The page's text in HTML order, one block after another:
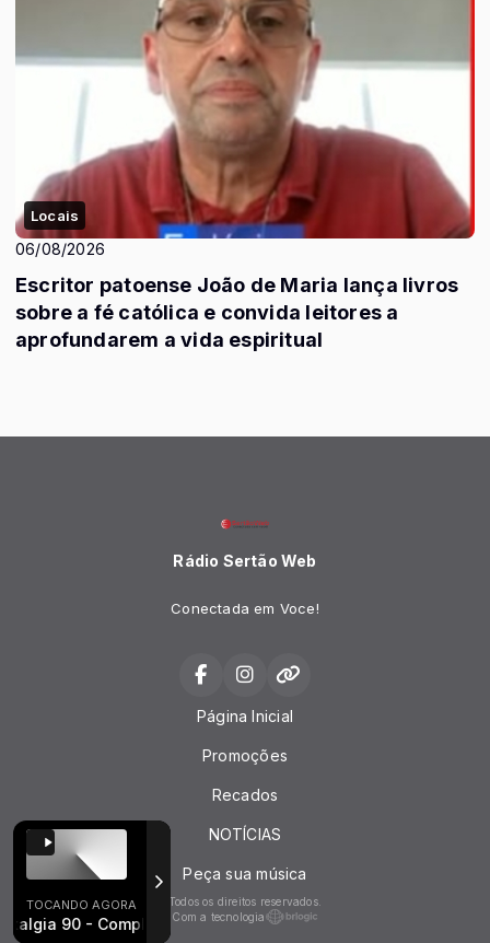
TOCANDO AGORA
90 - Completo
Locais
06/08/2026
Escritor patoense João de Maria lança livros
sobre a fé católica e convida leitores a
aprofundarem a vida espiritual
Rádio Sertão Web
Conectada em Voce!
Página Inicial
Promoções
Recados
NOTÍCIAS
Peça sua música
Todos os direitos reservados.
Com a tecnologia